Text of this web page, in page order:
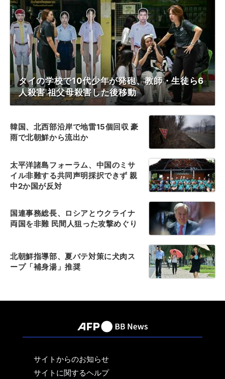
タイの学校で10代少年が発砲、教師・生徒ら6
人殺害 祖父母殺害した後移動
韓国、北西部沿岸で地雷15個回収 豪
雨で北朝鮮から流出か
太平洋諸島フォーラム、中国のミサ
イル非難する共同声明採択できず 親
中2か国が反対
国連事務総長、ロシアとウクライナ
両国を非難 民間人狙った攻撃めぐり
北朝鮮指導部、夏バテ対策に犬肉ス
ープ「補身湯」推奨
サイトからのお知らせ
サイトに関するヘルプ